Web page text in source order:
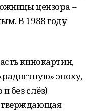
цензора –
В 1988 году
кинокартин,
эпоху,
без слёз)